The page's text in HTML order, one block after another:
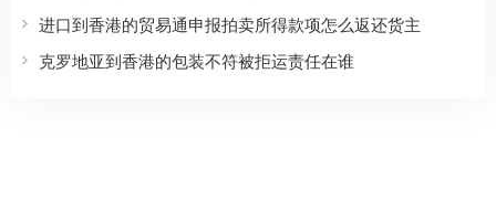
进口到香港的贸易通申报拍卖所得款项怎么返还货主
克罗地亚到香港的包装不符被拒运责任在谁